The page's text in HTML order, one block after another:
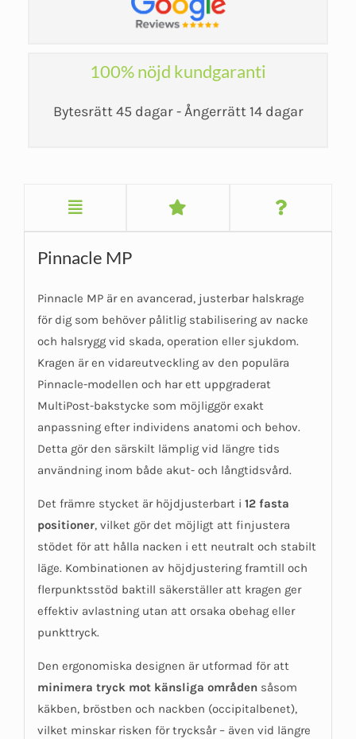
100% nöjd kundgaranti
Bytesrätt 45 dagar - Ångerrätt 14 dagar
Pinnacle MP
Pinnacle MP är en avancerad, justerbar halskrage
för dig som behöver pålitlig stabilisering av nacke
och halsrygg vid skada, operation eller sjukdom.
Kragen är en vidareutveckling av den populära
Pinnacle-modellen och har ett uppgraderat
MultiPost-bakstycke som möjliggör exakt
anpassning efter individens anatomi och behov.
Detta gör den särskilt lämplig vid längre tids
användning inom både akut- och långtidsvård.
Det främre stycket är höjdjusterbart i 12 fasta
positioner, vilket gör det möjligt att finjustera
stödet för att hålla nacken i ett neutralt och stabilt
läge. Kombinationen av höjdjustering framtill och
flerpunktsstöd baktill säkerställer att kragen ger
effektiv avlastning utan att orsaka obehag eller
punkttryck.
Den ergonomiska designen är utformad för att
minimera tryck mot känsliga områdensåsom
käkben, bröstben och nackben (occipitalbenet),
vilket minskar risken för trycksår – även vid längre